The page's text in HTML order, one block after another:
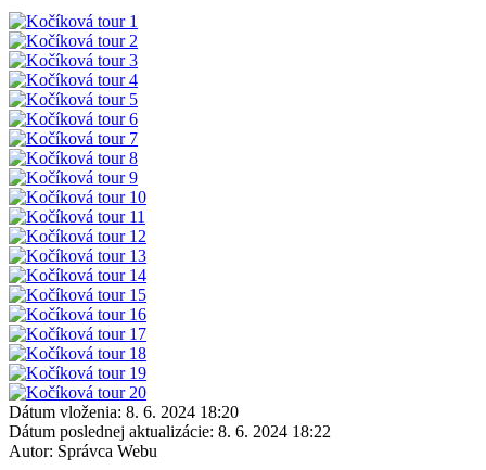
Dátum vloženia: 8. 6. 2024 18:20
Dátum poslednej aktualizácie: 8. 6. 2024 18:22
Autor: Správca Webu